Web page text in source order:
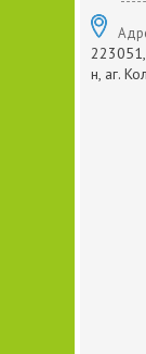
н, аг.